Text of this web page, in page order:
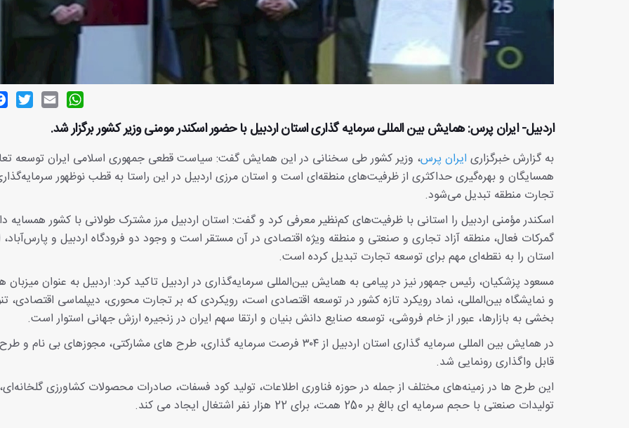
Email
WhatsApp
اردبیل- ایران پرس: همایش بین المللی سرمایه گذاری استان اردبیل با حضور اسکندر مومنی وزیر کشور برگزار شد.
به گزارش خبرگزاری ایران پرس، وزیر کشور طی سخنانی در این همایش گفت: سیاست قطعی جمهوری اسلامی ایران توسعه
همسایگان و بهره‌گیری حداکثری از ظرفیت‌های منطقه‌ای است و استان مرزی اردبیل در این راستا به قطب نوظهور
تجارت منطقه تبدیل می‌شود.
اسکندر مؤمنی اردبیل را استانی با ظرفیت‌های کم‌نظیر معرفی کرد و گفت: استان اردبیل مرز مشترک طولانی با کشور همسایه
گمرکات فعال، منطقه آزاد تجاری و صنعتی و منطقه ویژه اقتصادی در آن مستقر است و وجود دو فرودگاه اردبیل و پارس‌آباد،
استان را به نقطه‌ای مهم برای توسعه تجارت تبدیل کرده است.
مسعود پزشکیان، رئیس جمهور نیز در پیامی به همایش بین‌المللی سرمایه‌گذاری در اردبیل تاکید کرد: اردبیل به عنوان
و نمایشگاه بین‌المللی، نماد رویکرد تازه کشور در توسعه اقتصادی است، رویکردی که بر تجارت محوری، دیپلماسی اقتصادی،
بخشی به بازارها، عبور از خام فروشی، توسعه صنایع دانش بنیان و ارتقا سهم ایران در زنجیره ارزش جهانی استوار است.
در همایش بین المللی سرمایه گذاری استان اردبیل از ۳۰۴ فرصت سرمایه گذاری، طرح های مشارکتی، مجوزهای بی
قابل واگذاری رونمایی شد.
این طرح ها در زمینه‌های مختلف از جمله در حوزه فناوری اطلاعات، تولید کود فسفات، صادرات محصولات کشاورزی
تولیدات صنعتی با حجم سرمایه ای بالغ بر 250 همت، برای 22 هزار نفر اشتغال ایجاد می کند.